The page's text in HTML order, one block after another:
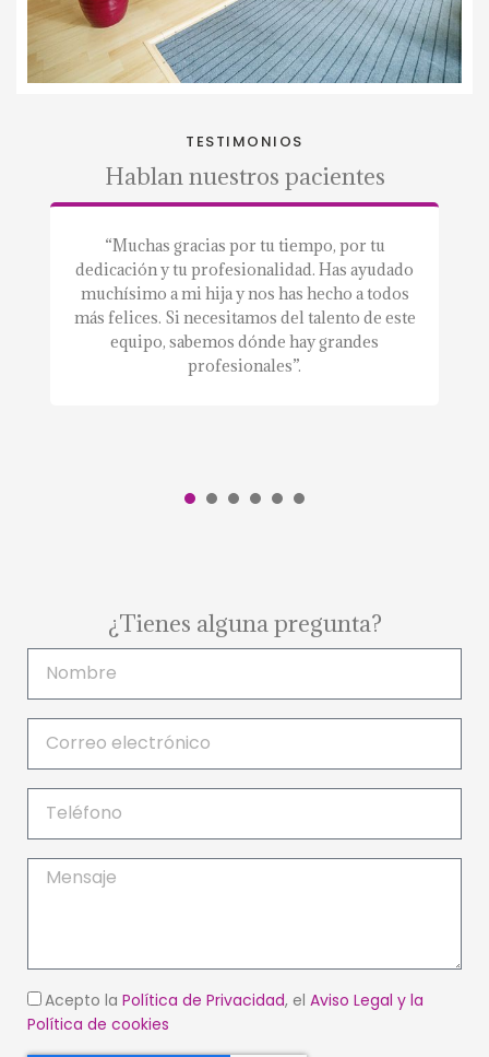
TESTIMONIOS
Hablan nuestros pacientes
“Muchas gracias por tu tiempo, por tu
dedicación y tu profesionalidad. Has ayudado
muchísimo a mi hija y nos has hecho a todos
más felices. Si necesitamos del talento de este
equipo, sabemos dónde hay grandes
profesionales”.
¿Tienes alguna pregunta?
Acepto la Política de Privacidad, el Aviso Legal y la
Política de cookies